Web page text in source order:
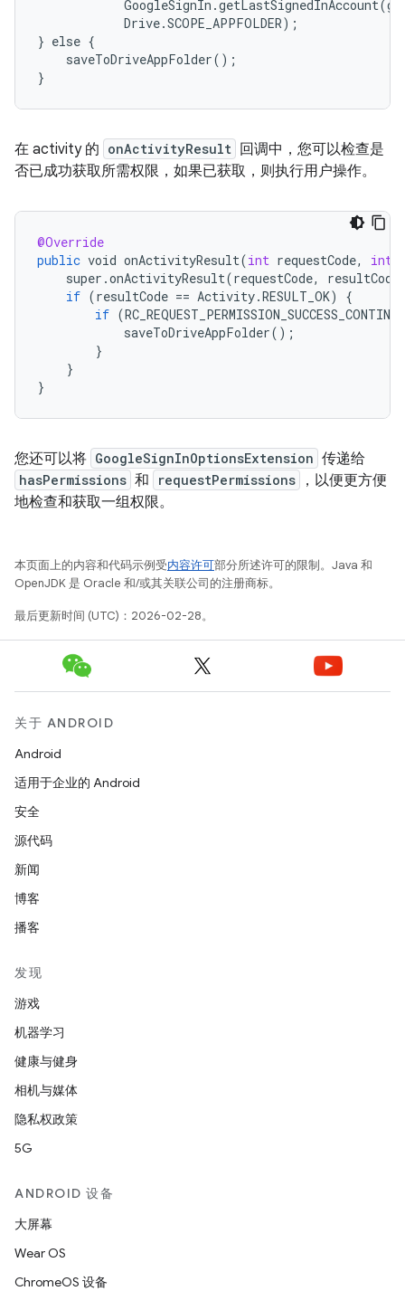
            Drive.SCOPE_APPFOLDER);
} else {
    saveToDriveAppFolder();
在 activity 的 onActivityResult 回调中，您可以检查是
否已成功获取所需权限，如果已获取，则执行用户操作。
@Override
public void onActivityResult(int requestCode, int
super .onActivityResult(requestCode, resultCode
if (resultCode == Activity.RESULT_OK)
{
if (
saveToDriveAppFolder();
}
}
}
您还可以将 GoogleSignInOptionsExtension 传递给
hasPermissions 和 requestPermissions
，以便更方便
地检查和获取一组权限。
本页面上的内容和代码示例受内容许可部分所述许可的限制。Java 和
OpenJDK 是 Oracle 和/或其关联公司的注册商标。
最后更新时间 (UTC)：2026-02-28。
关于 ANDROID
Android
适用于企业的 Android
安全
源代码
新闻
博客
播客
发现
游戏
机器学习
健康与健身
相机与媒体
隐私权政策
5G
ANDROID 设备
大屏幕
Wear OS
ChromeOS 设备